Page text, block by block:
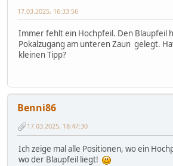
17.03.2025, 16:33:56
Immer fehlt ein Hochpfeil. Den Blaupfeil
Pokalzugang am unteren Zaun gelegt.
kleinen Tipp?
Benni86
17.03.2025, 18:47:30
Ich zeige mal alle Positionen, wo ein
wo der Blaupfeil liegt!